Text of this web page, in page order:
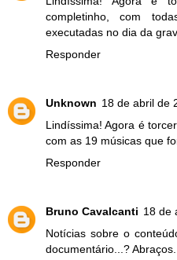
completinho, com
executadas no dia da
Responder
Unknown 18 de abril de
Lindíssima! Agora é
com as 19 músicas que
Responder
Bruno Cavalcanti 18 de
Notícias sobre o
documentário...? Abraços.